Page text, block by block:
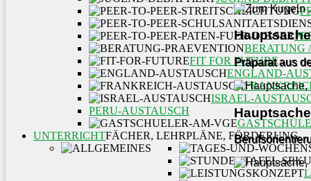
Präparat aus
BERATUNG
FIT FOR FUTURE
ENGLAND-
ISRAEL-
PERU-AUSTAUSCH
UNTERRICHTFÄCHER, LEHRPLÄNE, FÖRDERUNG